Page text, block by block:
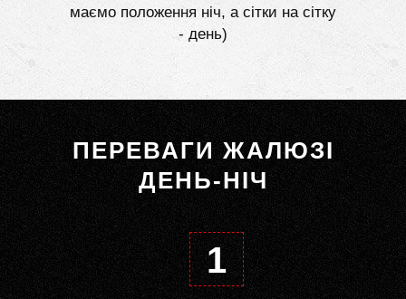
маємо положення ніч, а сітки на сітку
- день)
ПЕРЕВАГИ ЖАЛЮЗІ
ДЕНЬ-НІЧ
1